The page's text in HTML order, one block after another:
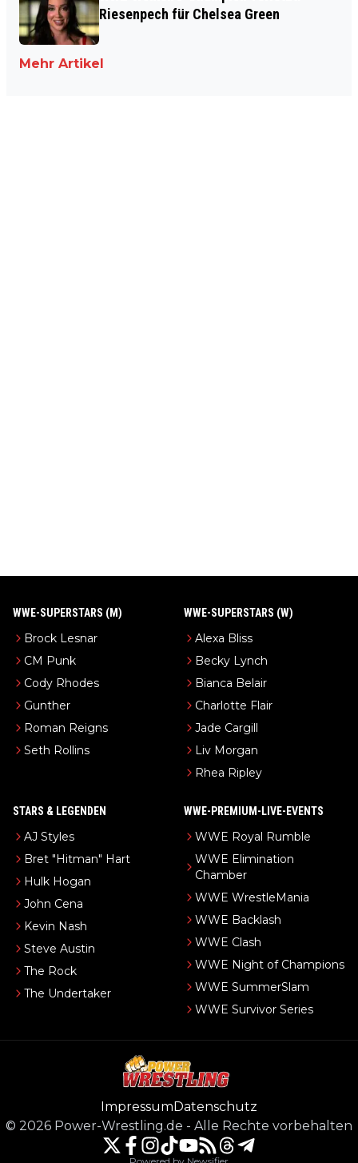
Riesenpech für Chelsea Green
Mehr Artikel
WWE-SUPERSTARS (M)
Brock Lesnar
CM Punk
Cody Rhodes
Gunther
Roman Reigns
Seth Rollins
WWE-SUPERSTARS (W)
Alexa Bliss
Becky Lynch
Bianca Belair
Charlotte Flair
Jade Cargill
Liv Morgan
Rhea Ripley
STARS & LEGENDEN
AJ Styles
Bret "Hitman" Hart
Hulk Hogan
John Cena
Kevin Nash
Steve Austin
The Rock
The Undertaker
WWE-PREMIUM-LIVE-EVENTS
WWE Royal Rumble
WWE Elimination
Chamber
WWE WrestleMania
WWE Backlash
WWE Clash
WWE Night of Champions
WWE SummerSlam
WWE Survivor Series
Impressum Datenschutz
© 2026 Power-Wrestling.de - Alle Rechte vorbehalten